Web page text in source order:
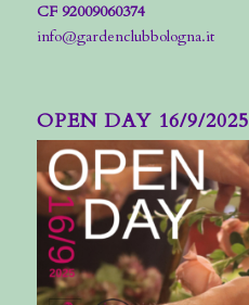
CF 92009060374
info@gardenclubbologna.it
OPEN DAY 16/9/2025